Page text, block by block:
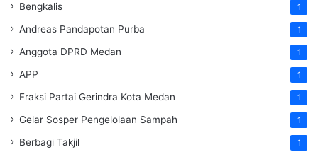
Bengkalis 1
Andreas Pandapotan Purba 1
Anggota DPRD Medan 1
APP 1
Fraksi Partai Gerindra Kota Medan 1
Gelar Sosper Pengelolaan Sampah 1
Berbagi Takjil 1